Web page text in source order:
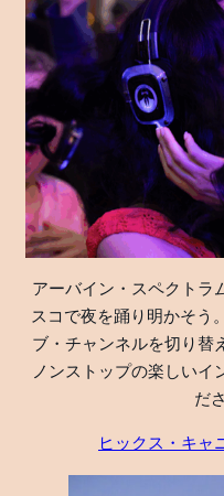
アーバイン・スペクトラ
スコで夜を踊り明かそう
ブ・チャンネルを切り替
ノンストップの楽しいイ
だ
ヒックス・キャ